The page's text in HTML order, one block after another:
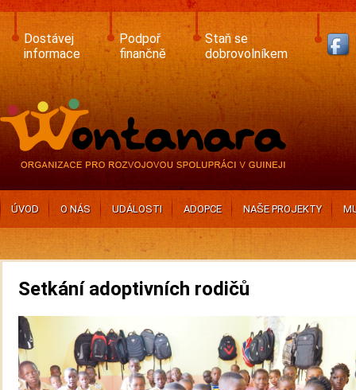
Skip
main
content
Dostávej
informace
Podpoř
finančně
Staň se
dobrovolníkem
ÚVOD O NÁS UDÁLOSTI ADOPCE NAŠE PROJEKTY
Setkání adoptivních rodičů